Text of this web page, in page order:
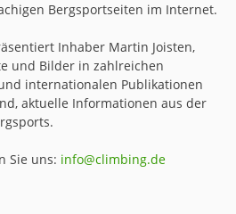
Bergsportseiten im Internet.
Inhaber Martin Joisten,
und Bilder in zahlreichen
internationalen Publikationen
aktuelle Informationen aus der
Sie uns: info@climbing.de